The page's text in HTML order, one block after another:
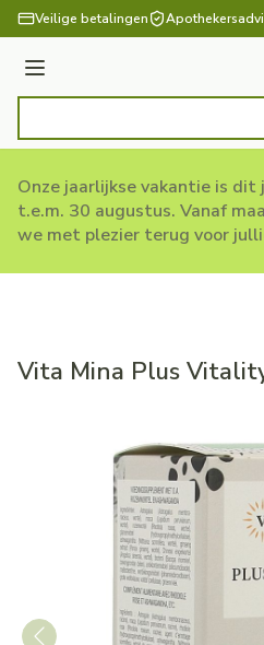
Ga naar de inhoud
Veilige betalingen
Menu
Onze jaarlijkse vakantie is dit
t.e.m. 30 augustus. Vanaf
we met plezier terug voor
Vita Mina Plus